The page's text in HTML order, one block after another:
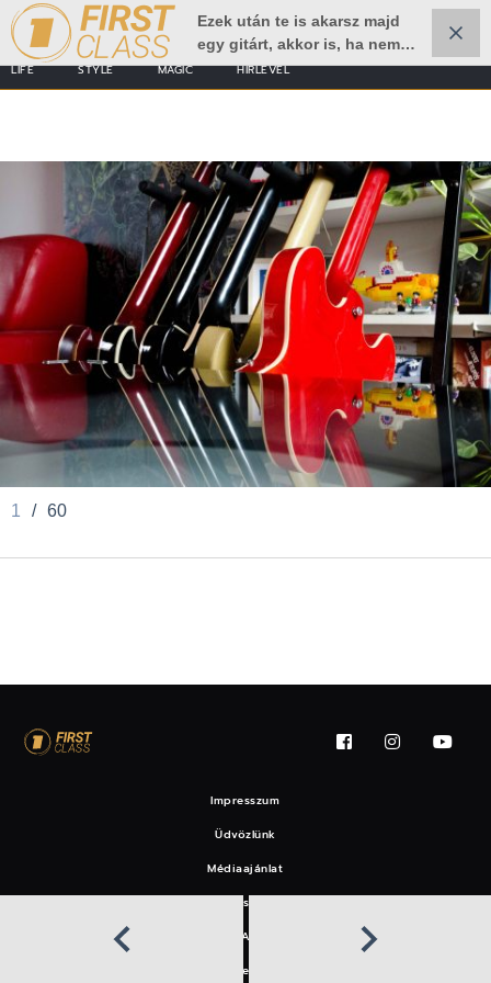
LIFE STYLE MAGIC HÍRLEVÉL
Ezek után te is akarsz majd
egy gitárt, akkor is, ha nem
tudsz játszani
1 / 60
Impresszum
Üdvözlünk
Médiaajánlat
Felhasználási feltételek
EAT
Hírlevél